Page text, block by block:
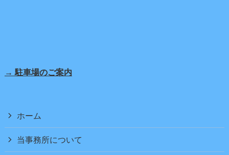
→ 駐車場のご案内
ホーム
当事務所について